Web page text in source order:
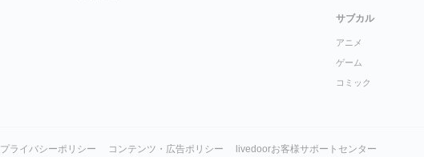
サブカル
アニメ
ゲーム
コミック
プライバシーポリシー コンテンツ・広告ポリシー livedoorお客様サポートセンター